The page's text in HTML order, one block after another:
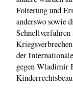
Folterung und
anderswo sowie
der
gegen Wladimir